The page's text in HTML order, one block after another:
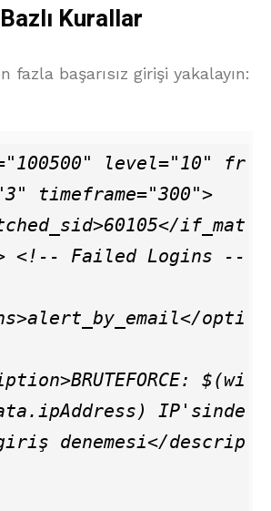
Kurallar
fazla başarısız girişi yakalayın:
level="10" fr
timeframe="300">
<!-- Failed Logins --
IP'sinde
denemesi</descrip